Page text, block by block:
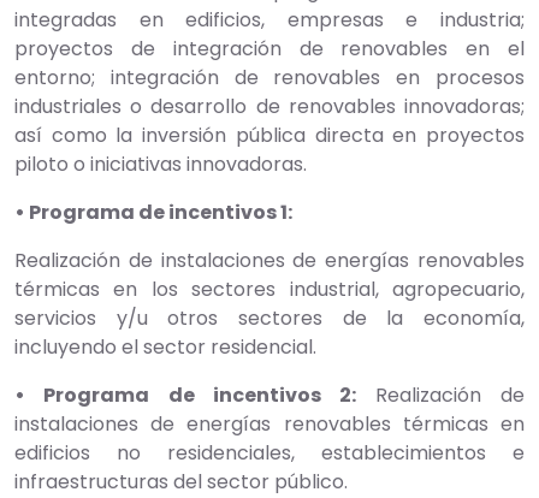
integradas en edificios, empresas e industria;
proyectos de integración de renovables en el
entorno; integración de renovables en procesos
industriales o desarrollo de renovables innovadoras;
así como la inversión pública directa en proyectos
piloto o iniciativas innovadoras.
• Programa de incentivos 1:
Realización de instalaciones de energías renovables
térmicas en los sectores industrial, agropecuario,
servicios y/u otros sectores de la economía,
incluyendo el sector residencial.
• Programa de incentivos 2: Realización de
instalaciones de energías renovables térmicas en
edificios no residenciales, establecimientos e
infraestructuras del sector público.